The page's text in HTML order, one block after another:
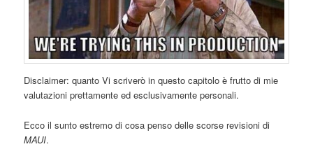
Disclaimer: quanto Vi scriverò in questo capitolo è frutto di mie
valutazioni prettamente ed esclusivamente personali.
Ecco il sunto estremo di cosa penso delle scorse revisioni di
MAUI.